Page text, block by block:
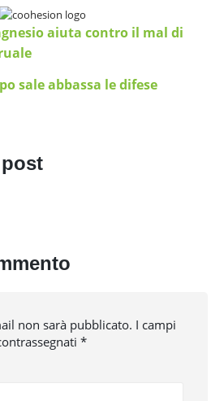
aiuta contro il mal di
sale abbassa le difese
non sarà pubblicato. I campi
*